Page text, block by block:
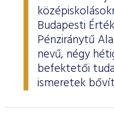
Budapesti
Pénziránytű
nevű, négy
befektetői
ismeretek